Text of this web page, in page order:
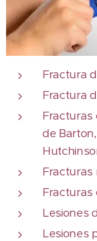
Fractura
Fractura
Fracturas
de
Fracturas
Fracturas
Lesiones
Lesiones